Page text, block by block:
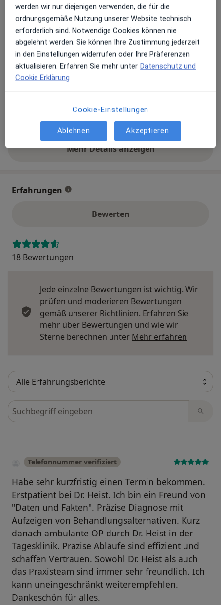
Verfügbarkeit
Dr. med. Jens Heist bietet an diesem Standort über
Jameda keine Online-Terminbuchung an
Zahlungsmodalitäten (private Besuche)
Akzeptierte Versicherungen
06142...Telefonnummer anzeigen
Mehr Details anzeigen
über die Adresse
Erfahrungen
Bewerten
18 Bewertungen
Jede einzelne Bewertungen ist wichtig. Wir
prüfen und moderieren Bewertungen
gemäß unserer Richtlinien. Erfahren Sie
mehr über Bewertungen und wie wir
Sterne berechnen unter Mehr erfahren
Bewertungen durchsuchen
Telefonnummer verifiziert
Habe sehr kurzfristig einen Termin bekommen.
Erstpatient bei Dr. Heist. Ich bin ein Freund von
"Daten und Fakten". Präzise Diagnose mit
Aufzeigen von Behandlungsalternativen. Kurz
danach ambulante OP durch Dr. Heist in der
Tagesklinik. Präzise Abläufe sind effizient und
schaffen Vertrauen. Sowohl Dr. Heist als auch
das Praxisteam sind immer sehr freundlich. Ich
kann uneingeschränkt weiterempfehlen.
Dankeschön für alles.
werden wir nur diejenigen verwenden, die für die
ordnungsgemäße Nutzung unserer Website technisch
erforderlich sind. Notwendige Cookies können nie
abgelehnt werden. Sie können Ihre Zustimmung jederzeit
in den Einstellungen widerrufen oder Ihre Präferenzen
aktualisieren. Erfahren Sie mehr unter Datenschutz und
Cookie Erklärung
Cookie-Einstellungen
Ablehnen Akzeptieren